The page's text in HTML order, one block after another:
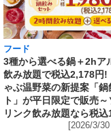
フード
3種から選べる鍋＋2hア
飲み放題で税込2,178円!
ゃぶ温野菜の新提案「鍋
ト」が平日限定で販売
リンク飲み放題なら税込
[2026/3/